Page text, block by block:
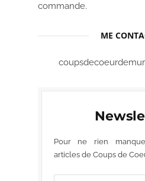
commande.
ME
Pour ne rien
articles de Coups de